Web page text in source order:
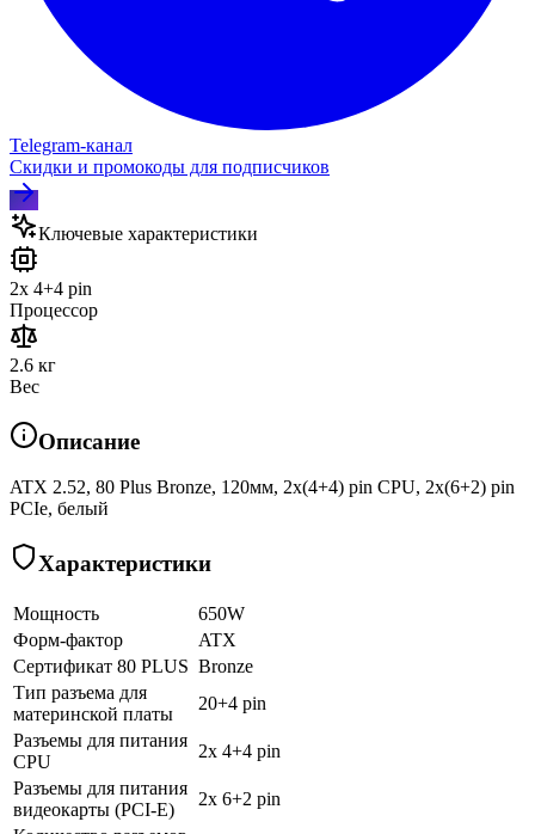
Telegram‑канал
Скидки и промокоды для подписчиков
Ключевые характеристики
2x 4+4 pin
Процессор
2.6 кг
Вес
Описание
ATX 2.52, 80 Plus Bronze, 120мм, 2x(4+4) pin CPU, 2х(6+2) pin
PCIe, белый
Характеристики
Мощность
650W
Форм-фактор
ATX
Сертификат 80 PLUS Bronze
Тип разъема для
материнской платы
20+4 pin
Разъемы для питания
CPU
2x 4+4 pin
Разъемы для питания
видеокарты (PCI-E)
2x 6+2 pin